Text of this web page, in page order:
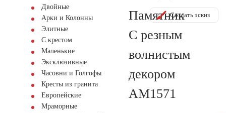
Двойные
Арки и Колонны
Элитные
С крестом
Маленькие
Эксклюзивные
Часовни и Голгофы
Кресты из гранита
Европейские
Мраморные
Памятник
С резным
волнистым
декором
AM1571
Создать эскиз